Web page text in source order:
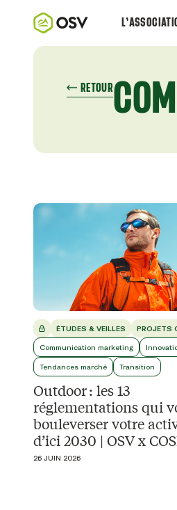
RETOUR
ÉTUDES & VEILLES PROJETS
Communication marketing
Tendances marché Transition
Outdoor : les 13
réglementations qui
bouleverser votre
d’ici 2030 | OSV x
26 JUIN 2026